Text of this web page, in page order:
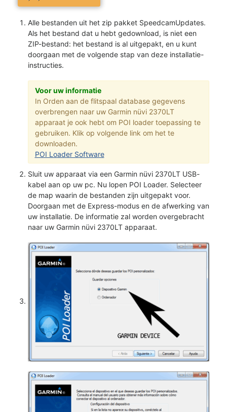
Alle bestanden uit het zip pakket SpeedcamUpdates.
Als het bestand dat u hebt gedownload, is niet een
ZIP-bestand: het bestand is al uitgepakt, en u kunt
doorgaan met de volgende stap van deze installatie-
instructies.
Voor uw informatie
In Orden aan de flitspaal database gegevens
overbrengen naar uw Garmin nüvi 2370LT
apparaat je ook hebt om POI loader toepassing te
gebruiken. Klik op volgende link om het te
downloaden.
POI Loader Software
Sluit uw apparaat via een Garmin nüvi 2370LT USB-
kabel aan op uw pc. Nu lopen POI Loader. Selecteer
de map waarin de bestanden zijn uitgepakt voor.
Doorgaan met de Express-modus en de afwerking van
uw installatie. De informatie zal worden overgebracht
naar uw Garmin nüvi 2370LT apparaat.